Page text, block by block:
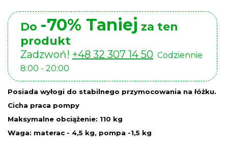
Do -70% Taniej za ten
produkt
Zadzwoń! +48 32 307 14 50 Codziennie
8:00 - 20:00
Posiada wyłogi do stabilnego przymocowania na łóżku.
Cicha praca pompy
Maksymalne obciążenie: 110 kg
Waga: materac - 4,5 kg, pompa -1,5 kg